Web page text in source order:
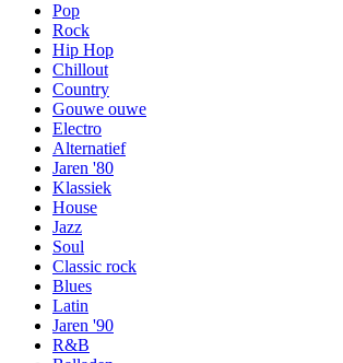
Pop
Rock
Hip Hop
Chillout
Country
Gouwe ouwe
Electro
Alternatief
Jaren '80
Klassiek
House
Jazz
Soul
Classic rock
Blues
Latin
Jaren '90
R&B